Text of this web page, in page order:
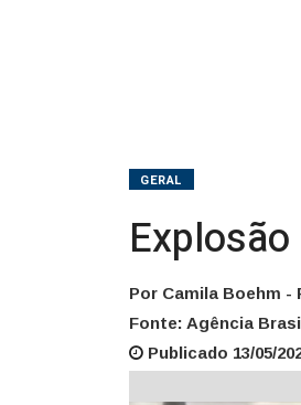
GERAL
Por Camila Boehm -
Fonte: Agência
Publicado 13/05/